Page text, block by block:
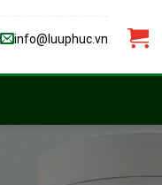
info@luuphuc.vn